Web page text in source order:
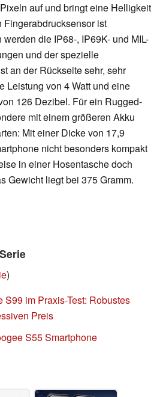
auf und bringt eine Helligkeit
Fingerabdrucksensor ist
die IP68-, IP69K- und MIL-
und der spezielle
an der Rückseite sehr, sehr
Leistung von 4 Watt und eine
126 Dezibel. Für ein Rugged-
mit einem größeren Akku
Mit einer Dicke von 17,9
nicht besonders kompakt
in einer Hosentasche doch
Gewicht liegt bei 375 Gramm.
)
S99 im Praxis-Test: Robustes
Preis
S55 Smartphone